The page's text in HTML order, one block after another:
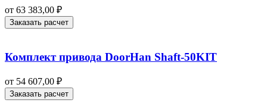
от 63 383,00 ₽
Заказать расчет
Комплект привода DoorHan Shaft-50KIT
от 54 607,00 ₽
Заказать расчет